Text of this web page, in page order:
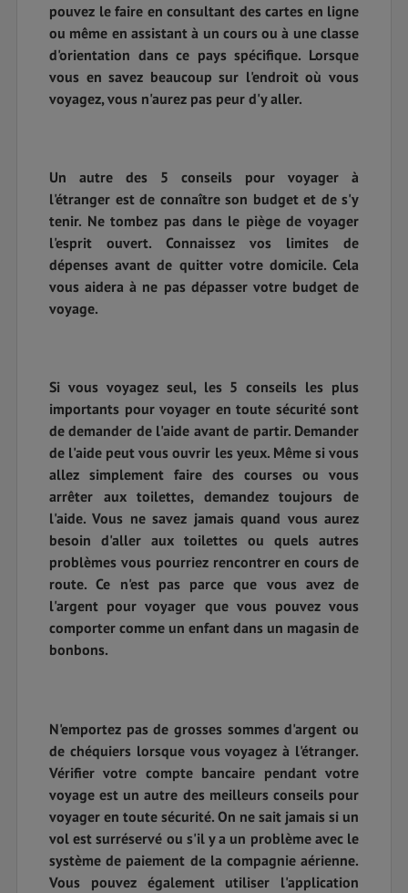
pouvez le faire en consultant des cartes en ligne
ou même en assistant à un cours ou à une classe
d'orientation dans ce pays spécifique. Lorsque
vous en savez beaucoup sur l'endroit où vous
voyagez, vous n'aurez pas peur d'y aller.
Un autre des 5 conseils pour voyager à
l'étranger est de connaître son budget et de s'y
tenir. Ne tombez pas dans le piège de voyager
l'esprit ouvert. Connaissez vos limites de
dépenses avant de quitter votre domicile. Cela
vous aidera à ne pas dépasser votre budget de
voyage.
Si vous voyagez seul, les 5 conseils les plus
importants pour voyager en toute sécurité sont
de demander de l'aide avant de partir. Demander
de l'aide peut vous ouvrir les yeux. Même si vous
allez simplement faire des courses ou vous
arrêter aux toilettes, demandez toujours de
l'aide. Vous ne savez jamais quand vous aurez
besoin d'aller aux toilettes ou quels autres
problèmes vous pourriez rencontrer en cours de
route. Ce n'est pas parce que vous avez de
l'argent pour voyager que vous pouvez vous
comporter comme un enfant dans un magasin de
bonbons.
N'emportez pas de grosses sommes d'argent ou
de chéquiers lorsque vous voyagez à l'étranger.
Vérifier votre compte bancaire pendant votre
voyage est un autre des meilleurs conseils pour
voyager en toute sécurité. On ne sait jamais si un
vol est surréservé ou s'il y a un problème avec le
système de paiement de la compagnie aérienne.
Vous pouvez également utiliser l'application